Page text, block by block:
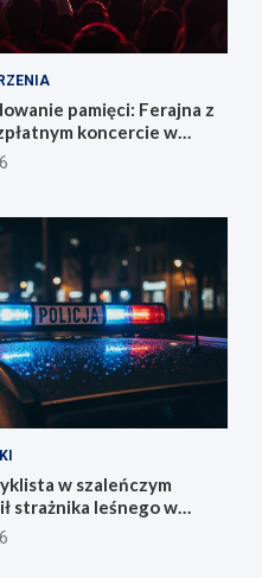
pamięci: Ferajna z
koncercie w
w szaleńczym
strażnika leśnego w